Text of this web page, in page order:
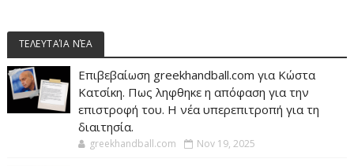
ΤΕΛΕΥΤΑΊΑ ΝΈΑ
Επιβεβαίωση greekhandball.com για Κώστα
Κατσίκη. Πως ληφθηκε η απόφαση για την
επιστροφή του. Η νέα υπερεπιτροπή για τη
διαιτησία.
greekhandball.com Nov 19, 2025